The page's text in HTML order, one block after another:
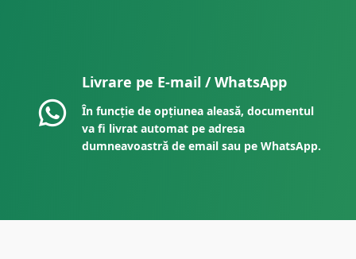
Livrare pe E-mail / WhatsApp
În funcție de opțiunea aleasă, documentul
va fi livrat automat pe adresa
dumneavoastră de email sau pe WhatsApp.